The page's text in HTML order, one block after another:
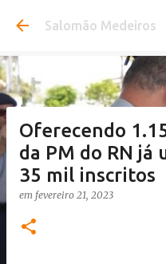
Pular para o
Salomão Medeiros
Oferecendo
da PM do RN já
35 mil inscritos
em fevereiro 21, 2023